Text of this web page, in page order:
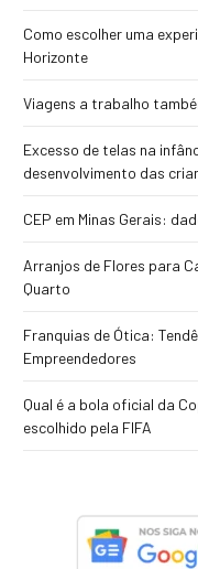
Como escolher uma
Horizonte
Viagens a trabalho
Excesso de telas na
desenvolvimento das
CEP em Minas Gerais:
Arranjos de Flores para
Quarto
Franquias de Ótica:
Empreendedores
Qual é a bola oficial da
escolhido pela FIFA